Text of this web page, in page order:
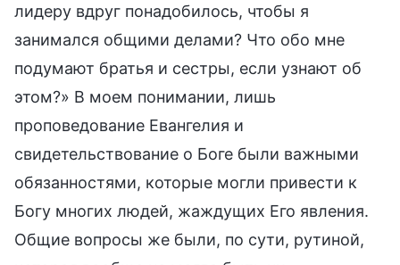
лидеру вдруг понадобилось, чтобы я
занимался общими делами? Что обо мне
подумают братья и сестры, если узнают об
этом?» В моем понимании, лишь
проповедование Евангелия и
свидетельствование о Боге были важными
обязанностями, которые могли привести к
Богу многих людей, жаждущих Его явления.
Общие вопросы же были, по сути, рутиной,